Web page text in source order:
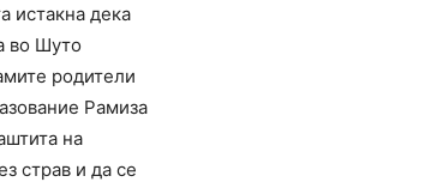
истакна дека
во Шуто
родители
Рамиза
на
страв и да се